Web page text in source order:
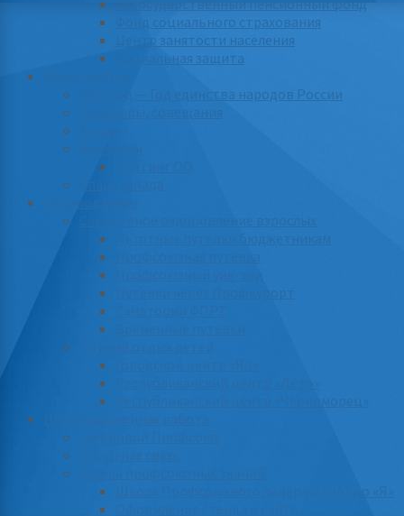
Фонд социального страхования
Центр занятости населения
Социальная защита
2026 год — Год единства народов России
Семинары, совещания
Санаторное оздоровление взрослых
Льготные путевки бюджетникам
Профсоюзная путевка
Профсоюзный уик-энд
Путевки через Профкурорт
Республиканский центр «Лето»
Республиканский центр «Черноморец»
Школа Профсоюзного лидера от «А» до «Я»